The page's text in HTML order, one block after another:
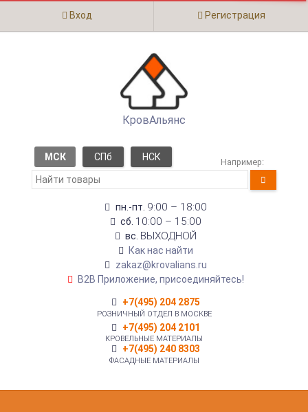
Вход Регистрация
КровАльянс
МСК СПб НСК Например:
пн.-пт. 9:00 – 18:00
сб. 10:00 – 15:00
вс. ВЫХОДНОЙ
Как нас найти
zakaz@krovalians.ru
B2B Приложение, присоединяйтесь!
+7(495) 204 2875
РОЗНИЧНЫЙ ОТДЕЛ В МОСКВЕ
+7(495) 204 2101
КРОВЕЛЬНЫЕ МАТЕРИАЛЫ
+7(495) 240 8303
ФАСАДНЫЕ МАТЕРИАЛЫ